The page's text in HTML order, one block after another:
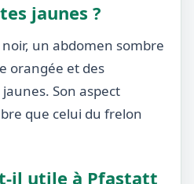
jaunes ?
un abdomen sombre
orangée et des
Son aspect
que celui du frelon
il utile à Pfastatt